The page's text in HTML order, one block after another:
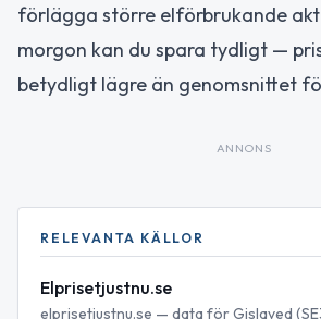
förlägga större elförbrukande
morgon kan du spara tydligt —
betydligt lägre än genomsnittet
ANNONS
RELEVANTA KÄLLOR
Elprisetjustnu.se
elprisetjustnu.se — data för Gislaved